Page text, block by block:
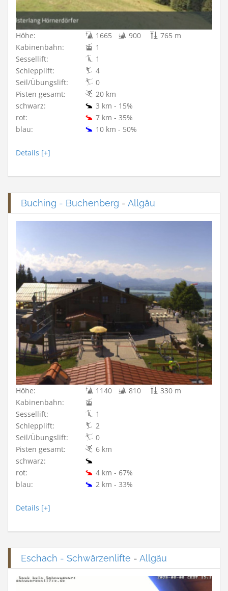
Höhe: 1665 900
765 m
Kabinenbahn:
1
Sessellift:
1
Schlepplift:
4
Seil/Übungslift:
0
Pisten gesamt:
20 km
schwarz:
3 km - 15%
rot:
7 km - 35%
blau:
10 km - 50%
Details [+]
Buching - Buchenberg - Allgäu
Höhe: 1140 810
330 m
Kabinenbahn:
Sessellift:
1
Schlepplift:
2
Seil/Übungslift:
0
Pisten gesamt:
6 km
schwarz:
rot:
4 km - 67%
blau:
2 km - 33%
Details [+]
Eschach - Schwärzenlifte - Allgäu